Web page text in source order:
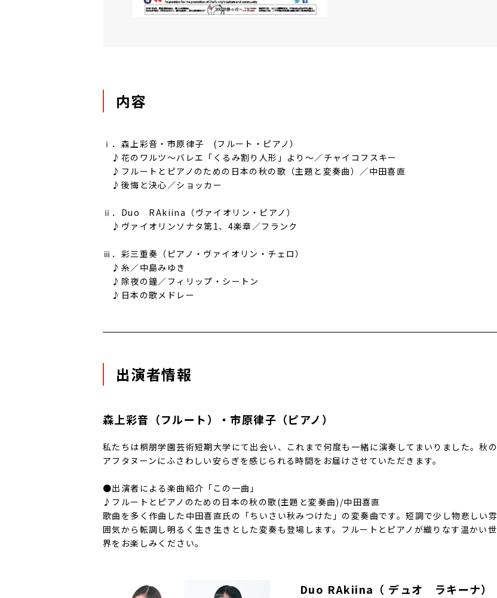
内容
ⅰ．森上彩音・市原律子 (フルート・ピアノ）
♪花のワルツ～バレエ「くるみ割り人形」より～／チャイコフスキー
♪フルートとピアノのための日本の秋の歌（主題と変奏曲）／中田喜直
♪後悔と決心／ショッカー
ⅱ．Duo RAkiina（ヴァイオリン・ピアノ）
♪ヴァイオリンソナタ第1、4楽章／フランク
ⅲ．彩三重奏（ピアノ・ヴァイオリン・チェロ）
♪糸／中島みゆき
♪除夜の鐘／フィリップ・シートン
♪日本の歌メドレー
出演者情報
森上彩音（フルート）・市原律子（ピアノ）
私たちは桐朋学園芸術短期大学にて出会い、これまで何度も一緒に演奏してまいりました。秋の
アフタヌーンにふさわしい安らぎを感じられる時間をお届けさせていただきます。
●出演者による楽曲紹介「この一曲」
♪フルートとピアノのための日本の秋の歌(主題と変奏曲)/中田喜直
歌曲を多く作曲した中田喜直氏の「ちいさい秋みつけた」の変奏曲です。短調で少し物悲しい雰
囲気から転調し明るく生き生きとした変奏も登場します。フルートとピアノが織りなす温かい世
界をお楽しみください。
Duo RAkiina（ デュオ ラキーナ）